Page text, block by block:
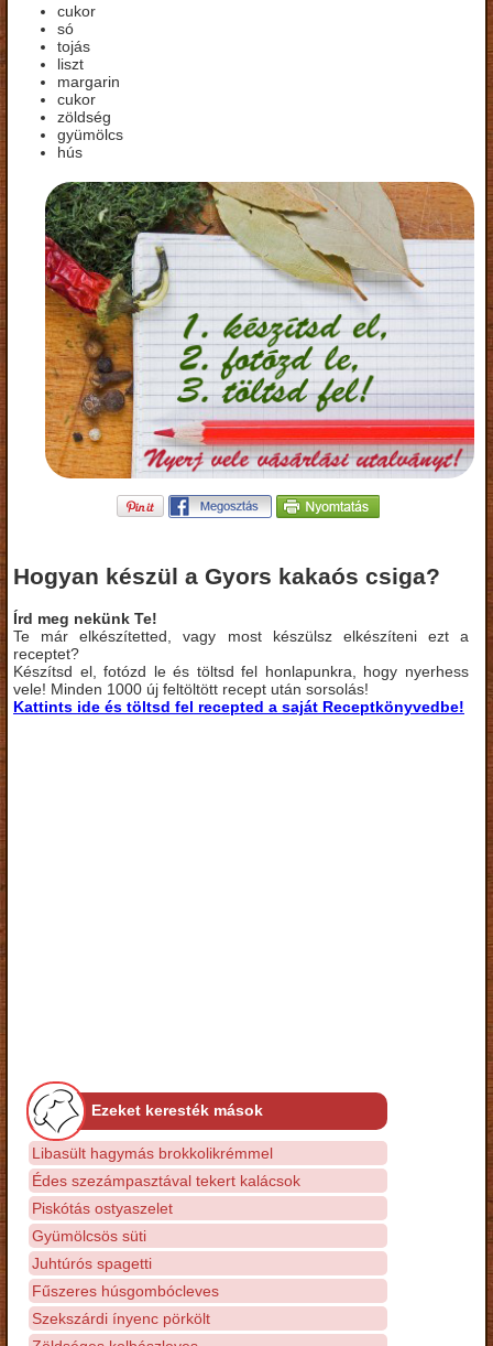
cukor
só
tojás
liszt
margarin
cukor
zöldség
gyümölcs
hús
Hogyan készül a Gyors kakaós csiga?
Írd meg nekünk Te!
Te már elkészítetted, vagy most készülsz elkészíteni ezt a
receptet?
Készítsd el, fotózd le és töltsd fel honlapunkra, hogy nyerhess
vele! Minden 1000 új feltöltött recept után sorsolás!
Kattints ide és töltsd fel recepted a saját Receptkönyvedbe!
Ezeket keresték mások
Libasült hagymás brokkolikrémmel
Édes szezámpasztával tekert kalácsok
Piskótás ostyaszelet
Gyümölcsös süti
Juhtúrós spagetti
Fűszeres húsgombócleves
Szekszárdi ínyenc pörkölt